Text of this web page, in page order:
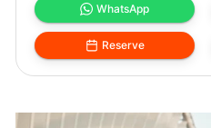
WhatsApp
Reserve